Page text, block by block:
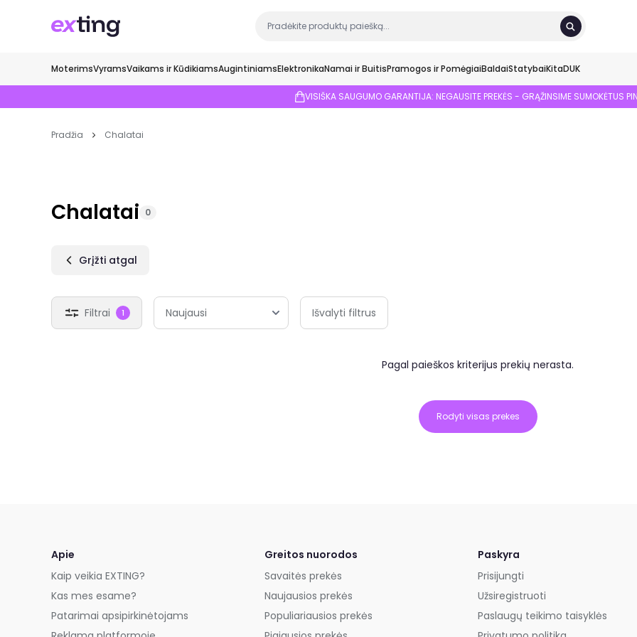
MoterimsVyramsVaikams ir KūdikiamsAugintiniamsElektronikaNamai ir BuitisPramogos ir PomėgiaiBaldaiStatybaiKitaDUK
VISIŠKA SAUGUMO GARANTIJA: NEGAUSITE PREKĖS - GRĄŽINSIME SUMOKĖTUS
Pradžia Chalatai
Chalatai 0
Grįžti atgal
Filtrai 1 Išvalyti filtrus
Pagal paieškos kriterijus prekių nerasta.
Rodyti visas prekes
Apie
Kaip veikia EXTING?
Kas mes esame?
Patarimai apsipirkinėtojams
Greitos nuorodos
Savaitės prekės
Naujausios prekės
Populiariausios prekės
Paskyra
Prisijungti
Užsiregistruoti
Paslaugų teikimo taisyklės